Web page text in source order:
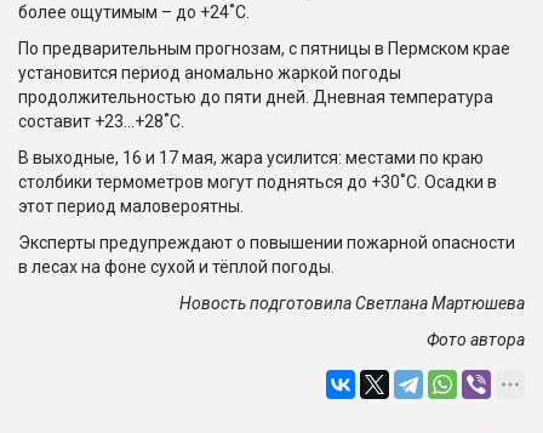
более ощутимым – до +24˚С.
По предварительным прогнозам, с пятницы в Пермском крае
установится период аномально жаркой погоды
продолжительностью до пяти дней. Дневная температура
составит +23…+28˚С.
В выходные, 16 и 17 мая, жара усилится: местами по краю
столбики термометров могут подняться до +30˚С. Осадки в
этот период маловероятны.
Эксперты предупреждают о повышении пожарной опасности
в лесах на фоне сухой и тёплой погоды.
Новость подготовила Светлана Мартюшева
Фото автора